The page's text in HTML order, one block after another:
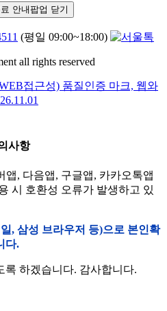
안내팝업 닫기
(평일 09:00~18:00)
all rights reserved
사항
앱, 다음앱, 구글앱, 카카오톡앱
시 호환성 오류가 발생하고 있
, 삼성 브라우저 등)으로 본인확
다.
록 하겠습니다. 감사합니다.